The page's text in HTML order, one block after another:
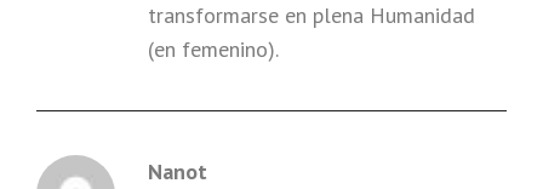
transformarse en plena Humanidad
(en femenino).
Nanot